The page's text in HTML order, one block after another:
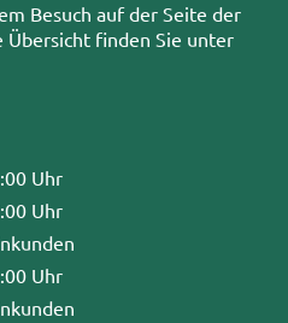
Besuch auf der Seite der
Übersicht finden Sie unter
Uhr
Uhr
Uhr